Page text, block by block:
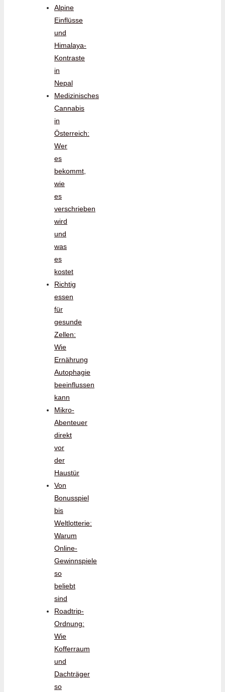
Alpine
Einflüsse
und
Himalaya-
Kontraste
in
Nepal
Medizinisches
Cannabis
in
Österreich:
Wer
es
bekommt,
wie
es
verschrieben
wird
und
was
es
kostet
Richtig
essen
für
gesunde
Zellen:
Wie
Ernährung
Autophagie
beeinflussen
kann
Mikro-
Abenteuer
direkt
vor
der
Haustür
Von
Bonusspiel
bis
Weltlotterie:
Warum
Online-
Gewinnspiele
so
beliebt
sind
Roadtrip-
Ordnung:
Wie
Kofferraum
und
Dachträger
so